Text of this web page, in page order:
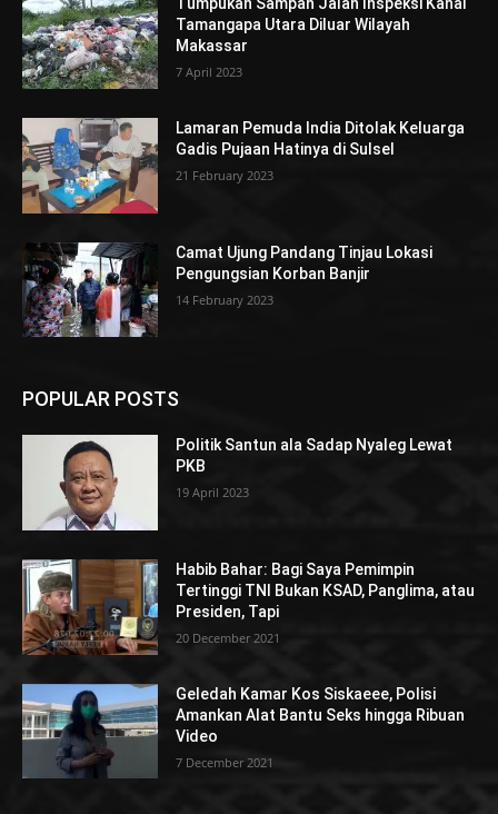
Tumpukan Sampah Jalan Inspeksi Kanal
Tamangapa Utara Diluar Wilayah
Makassar
7 April 2023
Lamaran Pemuda India Ditolak Keluarga
Gadis Pujaan Hatinya di Sulsel
21 February 2023
Camat Ujung Pandang Tinjau Lokasi
Pengungsian Korban Banjir
14 February 2023
POPULAR POSTS
Politik Santun ala Sadap Nyaleg Lewat
PKB
19 April 2023
Habib Bahar: Bagi Saya Pemimpin
Tertinggi TNI Bukan KSAD, Panglima, atau
Presiden, Tapi
20 December 2021
Geledah Kamar Kos Siskaeee, Polisi
Amankan Alat Bantu Seks hingga Ribuan
Video
7 December 2021